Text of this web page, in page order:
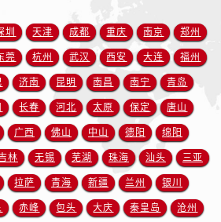
江西省赣州市章贡区文清路售后服务中心（需提前预约）
江西省吉安市吉州区井冈山大道售后服务中心（需提前预约）
江西省景德镇市珠山区珠山中路售后服务中心（需提前预约）
江西省九江市浔阳区浔阳路售后服务中心（需提前预约）
江西省南昌市红谷滩新区红谷中大道998号绿地双子塔（中央广场）A1座办公楼14层1407室售后服务中心（需提前预约）
江西省萍乡市安源区萍安北大道与康庄路交叉口售后服务中心（需提前预约）
江西省上饶市信州区滨江西路售后服务中心（需提前预约）
江西省新余市渝水区北湖西路售后服务中心（需提前预约）
江西省宜春市袁州区中山中路售后服务中心（需提前预约）
圳 天津 成都 重庆 南京 郑州
莞 杭州 武汉 西安 大连 福州
济南 昆明 南昌 南宁 青岛
长春 河北 太原 保定 唐山
广西 佛山 中山 德阳 绵阳
林 无锡 芜湖 珠海 汕头 三亚
拉萨 青海 新疆 兰州 银川
赤峰 包头 大庆 秦皇岛 沧州